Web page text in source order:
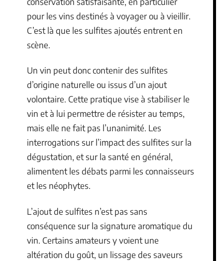
pour les vins destinés à voyager ou à vieillir.
C’est là que les sulfites ajoutés entrent en
scène.
Un vin peut donc contenir des sulfites
d’origine naturelle ou issus d’un ajout
volontaire. Cette pratique vise à stabiliser le
vin et à lui permettre de résister au temps,
mais elle ne fait pas l’unanimité. Les
interrogations sur l’impact des sulfites sur la
dégustation, et sur la santé en général,
alimentent les débats parmi les connaisseurs
et les néophytes.
L’ajout de sulfites n’est pas sans
conséquence sur la signature aromatique du
vin. Certains amateurs y voient une
altération du goût, un lissage des saveurs